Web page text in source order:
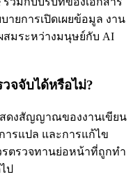
ายการเปิดเผยข้อมูล งาน
สมระหว่างมนุษย์กับ AI
จจับได้หรือไม่?
สดงสัญญาณของงานเขียน
ารแปล และการแก้ไข
ตรวจทานย่อหน้าที่ถูกทำ
ป